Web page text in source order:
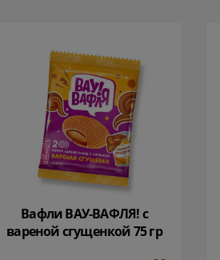
Вафли ВАУ-ВАФЛЯ! с
вареной сгущенкой 75 гр